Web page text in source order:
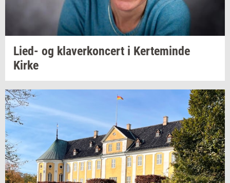
Lied- og kla­ver­kon­cert i Ker­te­min­de
Kirke